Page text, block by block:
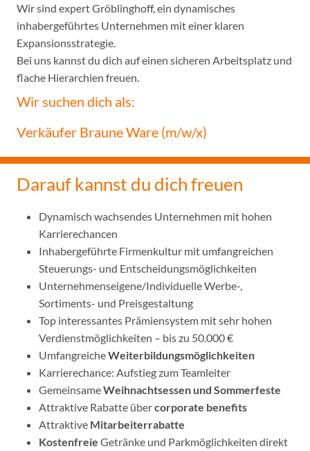
Wir sind expert Gröblinghoff, ein dynamisches
inhabergeführtes Unternehmen mit einer klaren
Expansionsstrategie.
Bei uns kannst du dich auf einen sicheren Arbeitsplatz und
flache Hierarchien freuen.
Wir suchen dich als:
Verkäufer Braune Ware (m/w/x)
Darauf kannst du dich freuen
Dynamisch wachsendes Unternehmen mit hohen
Karrierechancen
Inhabergeführte Firmenkultur mit umfangreichen
Steuerungs- und Entscheidungsmöglichkeiten
Unternehmenseigene/Individuelle Werbe-,
Sortiments- und Preisgestaltung
Top interessantes Prämiensystem mit sehr hohen
Verdienstmöglichkeiten – bis zu 50.000 €
UmfangreicheWeiterbildungsmöglichkeiten
Karrierechance: Aufstieg zum Teamleiter
GemeinsameWeihnachtsessen und Sommerfeste
Attraktive Rabatte übercorporate benefits
Attraktive Mitarbeiterrabatte
Kostenfreie Getränke und Parkmöglichkeiten direkt